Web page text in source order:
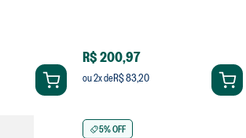
R$ 200,97
ou2x deR$ 83,20
5% OFF